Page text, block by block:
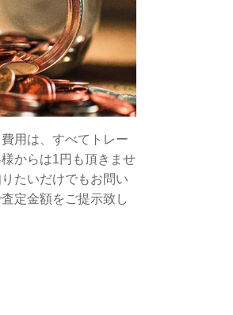
用は、すべてトレー
からは1円も頂きませ
たいだけでもお問い
定金額をご提示致し